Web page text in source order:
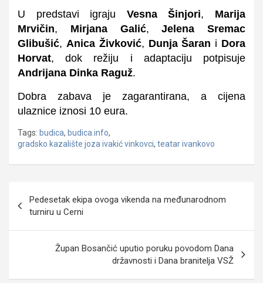
U predstavi igraju Vesna Šinjori, Marija
Mrvičin, Mirjana Galić,Jelena Sremac
Glibušić, Anica Živković, Dunja Šaran i Dora
Horvat, dok režiju i adaptaciju potpisuje
Andrijana Dinka Raguž.
Dobra zabava je zagarantirana, a cijena
ulaznice iznosi 10 eura.
Tags: budica, budica.info,
gradsko kazalište joza ivakić vinkovci, teatar ivankovo
objava
Pedesetak ekipa ovoga vikenda na međunarodnom
turniru u Cerni
Župan Bosančić uputio poruku povodom Dana
državnosti i Dana branitelja VSŽ